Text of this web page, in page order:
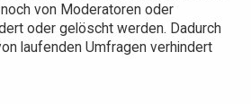
von Moderatoren oder
oder gelöscht werden. Dadurch
laufenden Umfragen verhindert